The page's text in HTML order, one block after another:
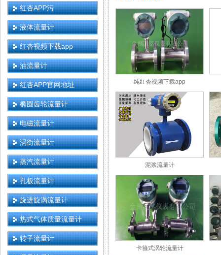
红杏APP污
液体流量计
红杏视频下载app
油流量计
红杏APP官网地址
椭圆齿轮流量计
电磁流量计
涡街流量计
蒸汽流量计
孔板流量计
旋进旋涡流量计
热式气体质量流量计
转子流量计
纯红杏视频下载app
泥浆流量计
卡箍式涡轮流量计